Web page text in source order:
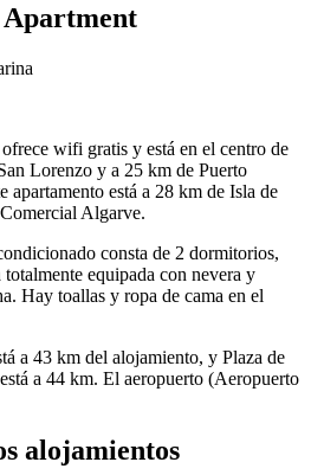
wifi gratis y está en el centro de
Lorenzo y a 25 km de Puerto
apartamento está a 28 km de Isla de
Algarve.
consta de 2 dormitorios,
totalmente equipada con nevera y
Hay toallas y ropa de cama en el
a 43 km del alojamiento, y Plaza de
a 44 km. El aeropuerto (Aeropuerto
alojamientos